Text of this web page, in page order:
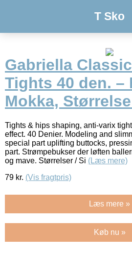
T Sko
Gabriella
Tights 40 den. –
Mokka,
Tights & hips shaping, anti-varix
effect. 40 Denier. Modeling and
special part uplifting buttocks,
part. Strømpebukser der løften
og mave. Størrelser / Si (Læs mere)
79 kr. (Vis fragtpris)
Læs mere »
Køb nu »